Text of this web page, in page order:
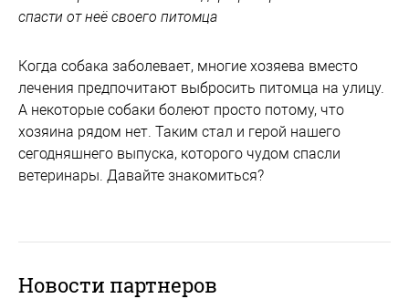
спасти от неё своего питомца
Когда собака заболевает, многие хозяева вместо
лечения предпочитают выбросить питомца на улицу.
А некоторые собаки болеют просто потому, что
хозяина рядом нет. Таким стал и герой нашего
сегодняшнего выпуска, которого чудом спасли
ветеринары. Давайте знакомиться?
Новости партнеров